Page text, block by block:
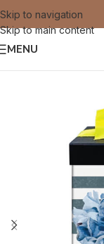
Skip to navigation
Skip to main content
MENU